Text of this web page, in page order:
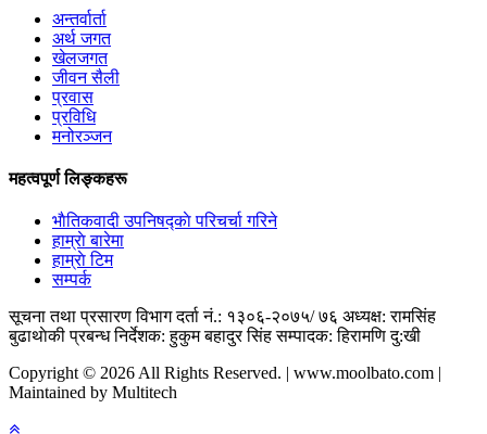
अन्तर्वार्ता
अर्थ जगत
खेलजगत
जीवन सैली
प्रवास
प्रविधि
मनोरञ्जन
महत्वपूर्ण लिङ्कहरू
भाैतिकवादी उपनिषद्काे परिचर्चा गरिने
हाम्राे बारेमा
हाम्राे टिम
सम्पर्क
सूचना तथा प्रसारण विभाग दर्ता नं.: १३०६-२०७५/ ७६ अध्यक्ष: रामसिंह
बुढाथाेकी प्रबन्ध निर्देशक: हुकुम बहादुर सिंह सम्पादक: हिरामणि दु:खी
Copyright © 2026 All Rights Reserved. | www.moolbato.com |
Maintained by Multitech